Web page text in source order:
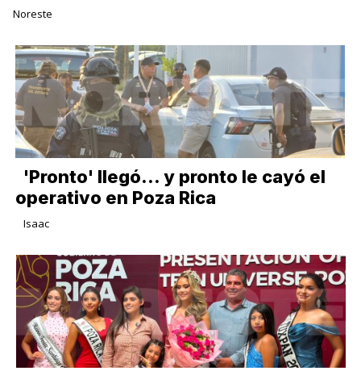
Noreste
'Pronto' llegó... y pronto le cayó el
operativo en Poza Rica
Isaac